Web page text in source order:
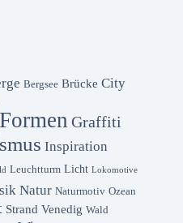
Bergsee Brücke City
Formen Graffiti
Inspiration
Leuchtturm Licht Lokomotive
Natur Naturmotiv Ozean
Strand Venedig Wald